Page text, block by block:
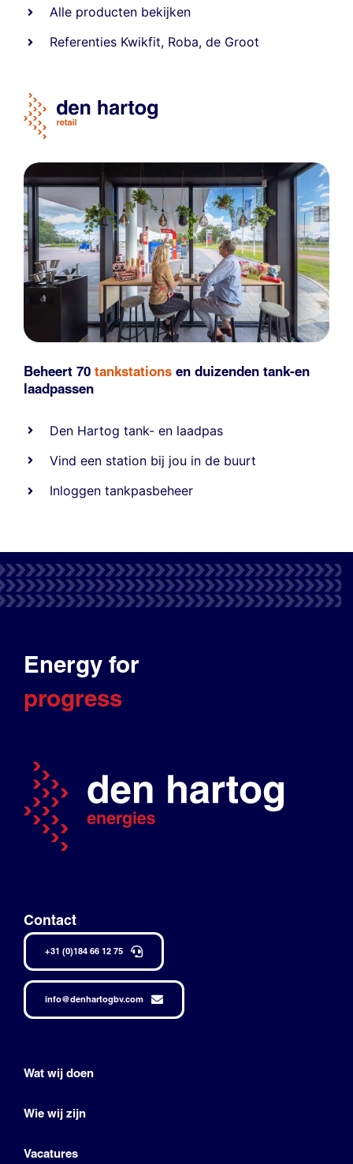
Alle producten bekijken
Referenties Kwikfit, Roba,de Groot
Beheert 70 tankstations en duizenden tank-en
laadpassen
Den Hartog tank- en laadpas
Vind een station bij jou in de buurt
Inloggen tankpasbeheer
Energy for
progress
Contact
+31 (0)184 66 12 75
info@denhartogbv.com
Wat wij doen
Wie wij zijn
Vacatures